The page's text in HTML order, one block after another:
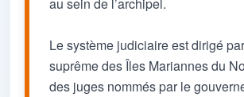
au sein de l’archipel.
Le système judiciaire est dirigé
suprême des Îles Mariannes du
des juges nommés par le